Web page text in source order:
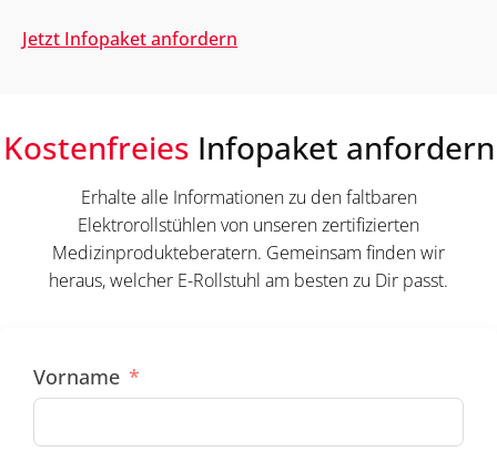
Jetzt Infopaket anfordern
Kostenfreies Infopaket anfordern
Erhalte alle Informationen zu den faltbaren
Elektrorollstühlen von unseren zertifizierten
Medizinprodukteberatern. Gemeinsam finden wir
heraus, welcher E-Rollstuhl am besten zu Dir passt.
Vorname